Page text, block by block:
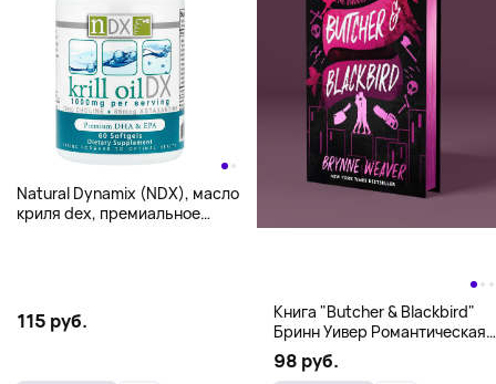
Natural Dynamix (NDX), масло
криля dex, премиальное
115 руб.
Книга "Butcher & Blackbird"
Бринн Уивер Романтическая
комедия о серийных убийцах
(18+)
98 руб.